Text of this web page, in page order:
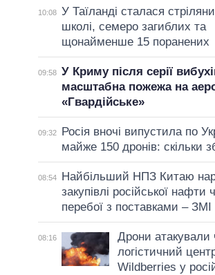
10:08 У Таїланді сталася
школі, семеро загиблих та
щонайменше 15 поранених
09:58 У Криму після серії
масштабна пожежа на
«Гвардійське»
09:32
Росія вночі випустила по
майже 150 дронів: скільки
08:54
Найбільший НПЗ Китаю
закупівлі російської нафти
перебої з поставками – ЗМІ
08:16
Дрони атакували
логістичний
Wildberries у